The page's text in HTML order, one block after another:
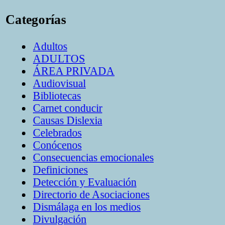
Categorías
Adultos
ADULTOS
ÁREA PRIVADA
Audiovisual
Bibliotecas
Carnet conducir
Causas Dislexia
Celebrados
Conócenos
Consecuencias emocionales
Definiciones
Detección y Evaluación
Directorio de Asociaciones
Dismálaga en los medios
Divulgación